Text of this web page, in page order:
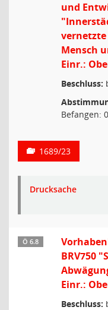
und
vernetzte
Mensch
Einr.:
Beschluss:
Befangen: 0
1689/23
Drucksache
Ö 6.8
BRV750
Einr.:
Beschluss: